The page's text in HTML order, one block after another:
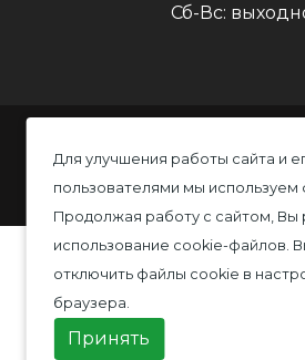
Для улучшения работы сайта и
пользователями мы
Продолжая работу с сайтом, Вы
использование cookie-файлов.
отключить файлы cookie в
браузера.
Принять
Сб-Вс:
Политика